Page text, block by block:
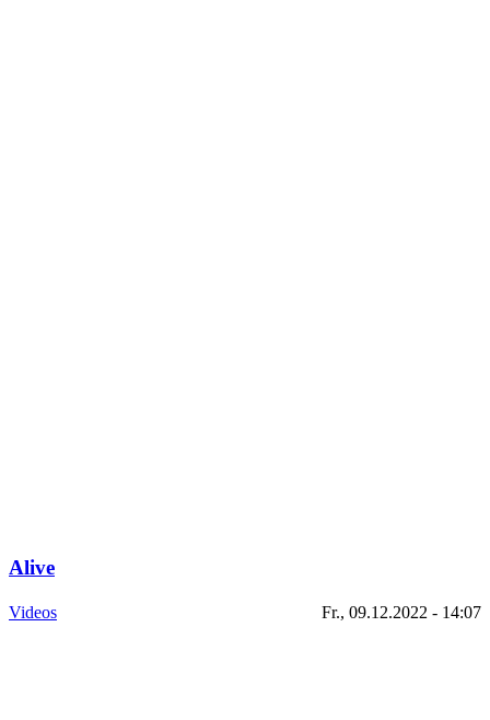
Alive
Videos Fr., 09.12.2022 - 14:07